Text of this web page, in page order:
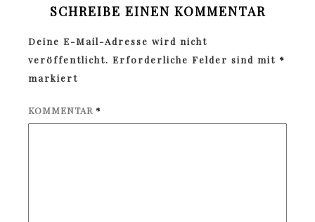
SCHREIBE EINEN KOMMENTAR
Deine E-Mail-Adresse wird nicht
veröffentlicht. Erforderliche Felder sind mit *
markiert
KOMMENTAR *